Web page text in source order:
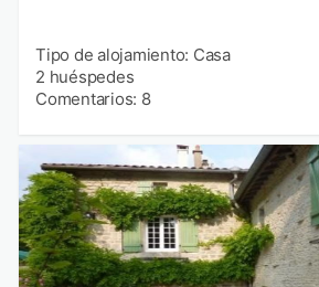
Tipo de alojamiento: Casa
2 huéspedes
Comentarios: 8